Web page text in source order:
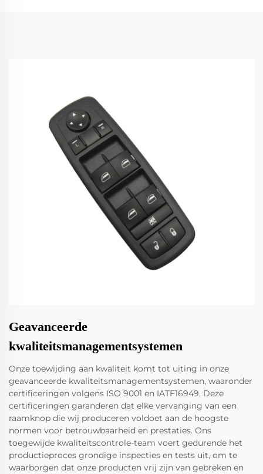
Geavanceerde
kwaliteitsmanagementsystemen
Onze toewijding aan kwaliteit komt tot uiting in onze
geavanceerde kwaliteitsmanagementsystemen, waaronder
certificeringen volgens ISO 9001 en IATF16949. Deze
certificeringen garanderen dat elke vervanging van een
raamknop die wij produceren voldoet aan de hoogste
normen voor betrouwbaarheid en prestaties. Ons
toegewijde kwaliteitscontrole-team voert gedurende het
productieproces grondige inspecties en tests uit, om te
waarborgen dat onze producten vrij zijn van gebreken en